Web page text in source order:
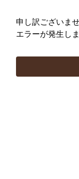
申し訳ございませ
エラーが発生しま